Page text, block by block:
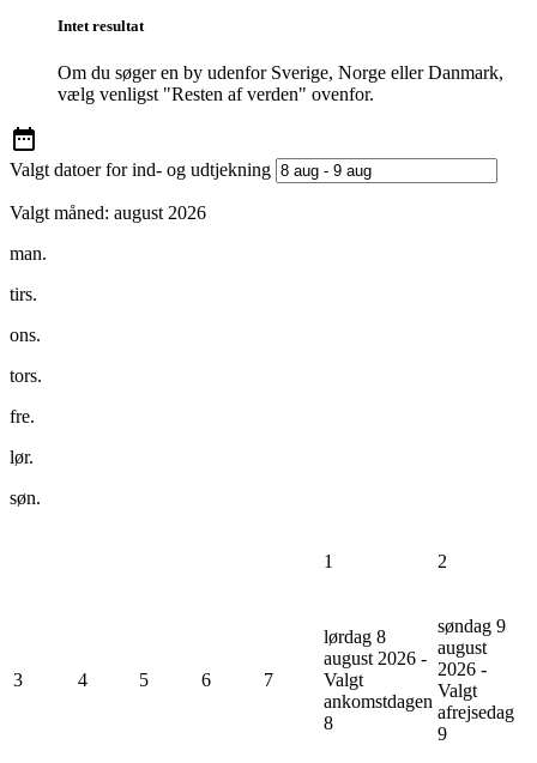
Intet resultat
Om du søger en by udenfor Sverige, Norge eller Danmark,
vælg venligst "Resten af verden" ovenfor.
Valgt datoer for ind- og udtjekning
Valgt måned: august 2026
man.
tirs.
ons.
tors.
fre.
lør.
søn.
1 2
3 4 5 6 7
lørdag 8
august 2026 -
Valgt
ankomstdagen
8
søndag 9
august
2026 -
Valgt
afrejsedag
9